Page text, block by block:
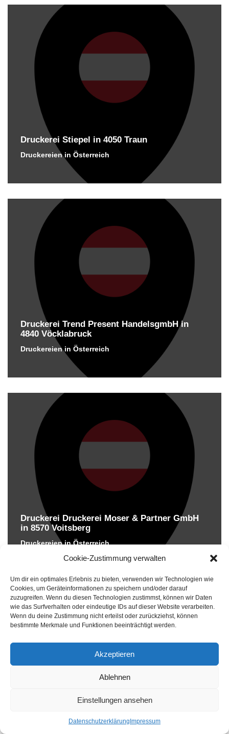
Cookie-Zustimmung verwalten
Um dir ein optimales Erlebnis zu bieten, verwenden wir Technologien wie
Cookies, um Geräteinformationen zu speichern und/oder darauf
zuzugreifen. Wenn du diesen Technologien zustimmst, können wir Daten
wie das Surfverhalten oder eindeutige IDs auf dieser Website verarbeiten.
Wenn du deine Zustimmung nicht erteilst oder zurückziehst, können
bestimmte Merkmale und Funktionen beeinträchtigt werden.
Akzeptieren
Ablehnen
Einstellungen ansehen
Datenschutzerklärung Impressum
Druckerei Stiepel in 4050 Traun
Druckereien in Österreich
Druckerei Trend Present HandelsgmbH in
4840 Vöcklabruck
Druckereien in Österreich
Druckerei Druckerei Moser & Partner GmbH
in 8570 Voitsberg
Druckereien in Österreich